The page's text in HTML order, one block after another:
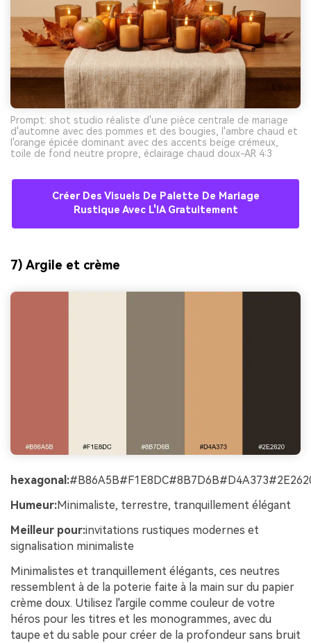
Prompt: shot studio réaliste d'une pièce centrale de mariage
d'automne avec des pommes et des bougies, l'ambre chaud et
l'orange épicée dominant avec des accents beige crémeux,
toile de fond neutre propre, éclairage chaud doux-AR 4:3
Créer Des Visuels De Palette De Mariage
Rustique Avec L'IA Gratuitement
7) Argile et crème
hexagonal:
Humeur:Minimaliste, terrestre, tranquillement élégant
Meilleur pour:invitations rustiques modernes et
signalisation minimaliste
Minimalistes et tranquillement élégants, ces neutres
ressemblent à de la poterie faite à la main sur du papier
crème doux. Utilisez l'argile comme couleur de votre
héros pour les titres et les monogrammes, avec du
taupe et du sable pour créer de la profondeur sans bruit